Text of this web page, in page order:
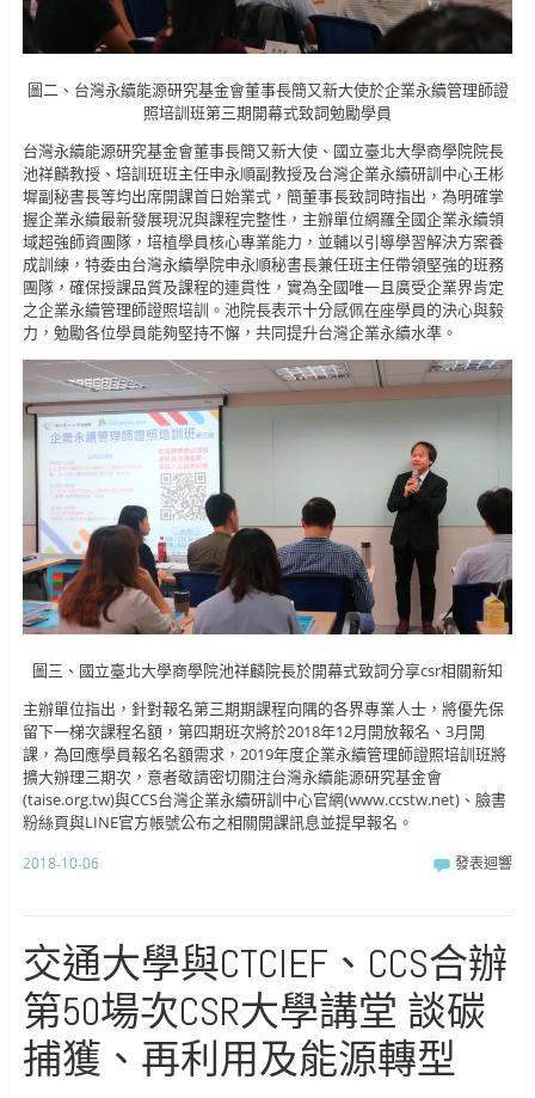
圖二、台灣永續能源研究基金會董事長簡又新大使於企業永續管理師證
照培訓班第三期開幕式致詞勉勵學員
台灣永續能源研究基金會董事長簡又新大使、國立臺北大學商學院院長
池祥麟教授、培訓班班主任申永順副教授及台灣企業永續研訓中心王彬
墀副秘書長等均出席開課首日始業式，簡董事長致詞時指出，為明確掌
握企業永續最新發展現況與課程完整性，主辦單位網羅全國企業永續領
域超強師資團隊，培植學員核心專業能力，並輔以引導學習解決方案養
成訓練，特委由台灣永續學院申永順秘書長兼任班主任帶領堅強的班務
團隊，確保授課品質及課程的連貫性，實為全國唯一且廣受企業界肯定
之企業永續管理師證照培訓。池院長表示十分感佩在座學員的決心與毅
力，勉勵各位學員能夠堅持不懈，共同提升台灣企業永續水準。
圖三、國立臺北大學商學院池祥麟院長於開幕式致詞分享csr相關新知
主辦單位指出，針對報名第三期期課程向隅的各界專業人士，將優先保
留下一梯次課程名額，第四期班次將於2018年12月開放報名、3月開
課，為回應學員報名名額需求，2019年度企業永續管理師證照培訓班將
擴大辦理三期次，意者敬請密切關注台灣永續能源研究基金會
(taise.org.tw)與CCS台灣企業永續研訓中心官網(www.ccstw.net)、臉書
粉絲頁與LINE官方帳號公布之相關開課訊息並提早報名。
2018-10-06 發表迴響
交通大學與CTCIEF、CCS合辦
第50場次CSR大學講堂 談碳
捕獲、再利用及能源轉型